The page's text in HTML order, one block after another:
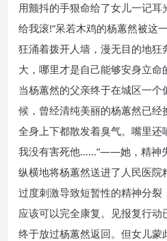
用颤抖的手狠命给了女儿一记耳
给我滚!”呆若木鸡的杨蕙然被这
狂涌着拨开人墙，漫无目的地狂
大，哪里才是自己能够安身立
当杨蕙然的父亲终于在城区一
候，曾经清纯美丽的杨蕙然已经
全身上下都散发着臭气。嘴里还
我没有害死他……”——她，精神
纵横地将杨蕙然送进了人民医院
过度刺激导致短暂性的精神分裂
应该可以完全康复。见报复行
终于放过杨蕙然返回。但女儿蒙